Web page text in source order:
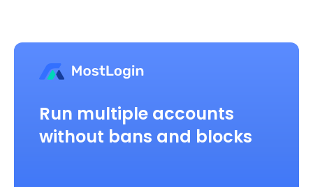
Run multiple accounts
without bans and blocks